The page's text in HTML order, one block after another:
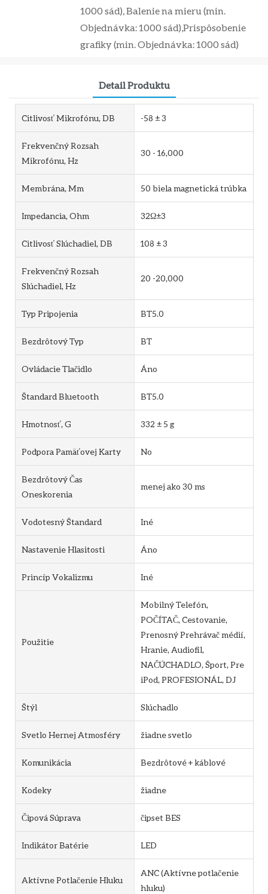
1000 sád), Balenie na mieru (min.
Objednávka: 1000 sád),Prispôsobenie
grafiky (min. Objednávka: 1000 sád)
Detail Produktu
Citlivosť Mikrofónu, DB -58 ± 3
Frekvenčný Rozsah
Mikrofónu, Hz
30 - 16,000
Membrána, Mm 50 biela magnetická trúbka
Impedancia, Ohm 32Ω±3
Citlivosť Slúchadiel, DB 108 ± 3
Frekvenčný Rozsah
Slúchadiel, Hz
20 -20,000
Typ Pripojenia BT5.0
Bezdrôtový Typ BT
Ovládacie Tlačidlo Áno
Štandard Bluetooth BT5.0
Hmotnosť, G 332 ± 5 g
Podpora Pamäťovej Karty No
Bezdrôtový Čas
Oneskorenia
menej ako 30 ms
Vodotesný Štandard Iné
Nastavenie Hlasitosti Áno
Princíp Vokalizmu Iné
Použitie
Mobilný Telefón,
POČÍTAČ, Cestovanie,
Prenosný Prehrávač médií,
Hranie, Audiofil,
NAČÚCHADLO, Šport, Pre
iPod, PROFESIONÁL, DJ
Štýl Slúchadlo
Svetlo Hernej Atmosféry žiadne svetlo
Komunikácia Bezdrôtové + káblové
Kodeky žiadne
Čipová Súprava čipset BES
Indikátor Batérie LED
Aktívne Potlačenie Hluku
ANC (Aktívne potlačenie
hluku)